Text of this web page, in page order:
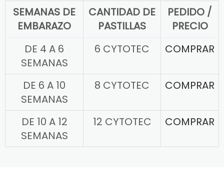
SEMANAS DE
EMBARAZO
CANTIDAD DE
PASTILLAS
PEDIDO /
PRECIO
DE 4 A 6
SEMANAS
6 CYTOTEC COMPRAR
DE 6 A 10
SEMANAS
8 CYTOTEC COMPRAR
DE 10 A 12
SEMANAS
12 CYTOTEC COMPRAR